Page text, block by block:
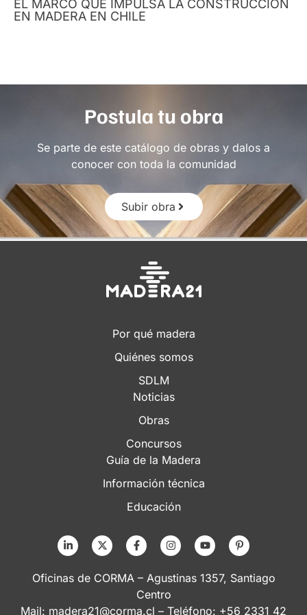
EL MARCO QUE IMPULSA LA CONSTRUCCIÓN
EN MADERA EN CHILE
Postula tu obra
Se parte de este catálogo de obras y dalos a
conocer con toda la comunidad
Subir obra
Por qué madera
Quiénes somos
SDLM
Noticias
Obras
Concursos
Guía de la Madera
Información técnica
Educación
Oficinas de CORMA – Agustinas 1357, Santiago
Centro
Mail: madera21@corma.cl – Teléfono: +56 2331 42